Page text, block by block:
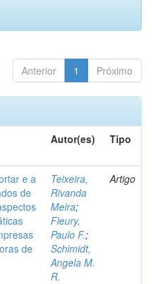
Anterior 1 Próximo
Autor(es) Tipo
e a
de
de
Teixeira,
Rivanda
Meira;
Fleury,
Paulo F.;
Schimidt,
Angela M.
R.
Artigo